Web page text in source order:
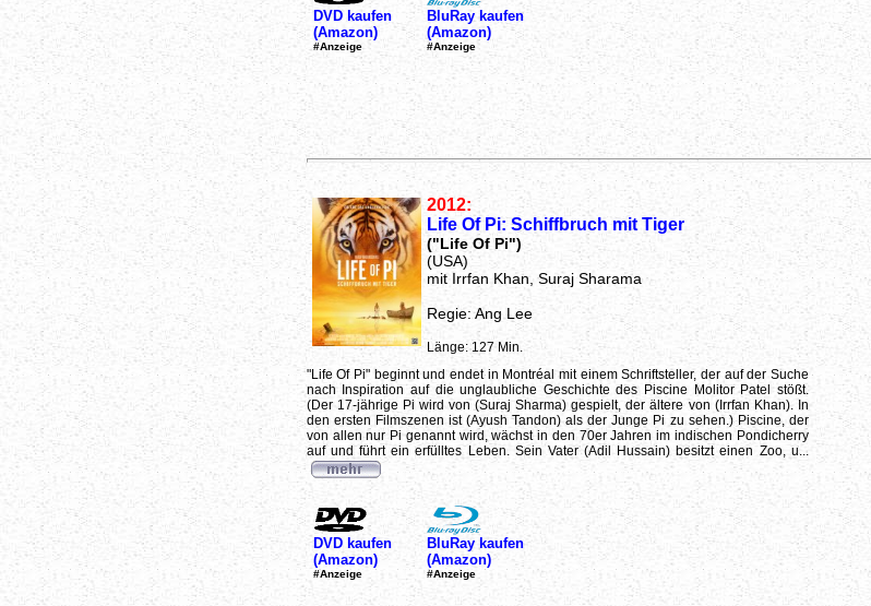
DVD kaufen
(Amazon)
#Anzeige
BluRay kaufen
(Amazon)
#Anzeige
2012:
Life Of Pi: Schiffbruch mit Tiger
("Life Of Pi")
(USA)
mit Irrfan Khan, Suraj Sharama
Regie: Ang Lee
Länge: 127 Min.
"Life Of Pi" beginnt und endet in Montréal mit einem Schriftsteller, der auf der Suche
nach Inspiration auf die unglaubliche Geschichte des Piscine Molitor Patel stößt.
(Der 17-jährige Pi wird von (Suraj Sharma) gespielt, der ältere von (Irrfan Khan). In
den ersten Filmszenen ist (Ayush Tandon) als der Junge Pi zu sehen.) Piscine, der
von allen nur Pi genannt wird, wächst in den 70er Jahren im indischen Pondicherry
auf und führt ein erfülltes Leben. Sein Vater (Adil Hussain) besitzt einen Zoo, u...
DVD kaufen
(Amazon)
#Anzeige
BluRay kaufen
(Amazon)
#Anzeige